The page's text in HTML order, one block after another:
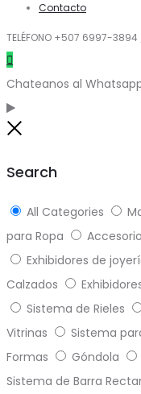
Contacto
TELÉFONO +507 6997-
Chateanos al
Search
All Categories
para Ropa
Exhibidores de
Calzados
Sistema de Rieles
Vitrinas
Sistema
Formas
Góndola
Sistema de Barra